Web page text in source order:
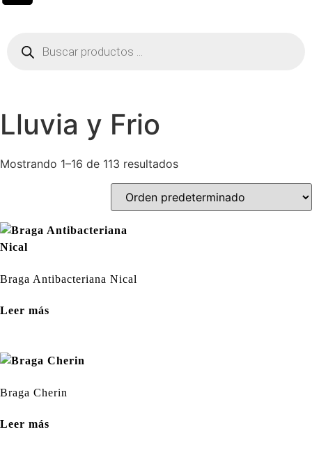
Lluvia y Frio
Mostrando 1–16 de 113 resultados
Braga Antibacteriana Nical
Leer más
Braga Cherin
Leer más